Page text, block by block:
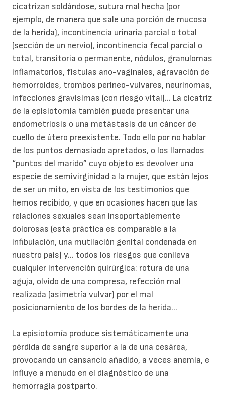
cicatrizan soldándose, sutura mal hecha (por
ejemplo, de manera que sale una porción de mucosa
de la herida), incontinencia urinaria parcial o total
(sección de un nervio), incontinencia fecal parcial o
total, transitoria o permanente, nódulos, granulomas
inflamatorios, fístulas ano-vaginales, agravación de
hemorroides, trombos perineo-vulvares, neurinomas,
infecciones gravísimas (con riesgo vital)... La cicatriz
de la episiotomía también puede presentar una
endometriosis o una metástasis de un cáncer de
cuello de útero preexistente. Todo ello por no hablar
de los puntos demasiado apretados, o los llamados
“puntos del marido” cuyo objeto es devolver una
especie de semivirginidad a la mujer, que están lejos
de ser un mito, en vista de los testimonios que
hemos recibido, y que en ocasiones hacen que las
relaciones sexuales sean insoportablemente
dolorosas (esta práctica es comparable a la
infibulación, una mutilación genital condenada en
nuestro país) y... todos los riesgos que conlleva
cualquier intervención quirúrgica: rotura de una
aguja, olvido de una compresa, refección mal
realizada (asimetría vulvar) por el mal
posicionamiento de los bordes de la herida...
La episiotomía produce sistemáticamente una
pérdida de sangre superior a la de una cesárea,
provocando un cansancio añadido, a veces anemia, e
influye a menudo en el diagnóstico de una
hemorragia postparto.